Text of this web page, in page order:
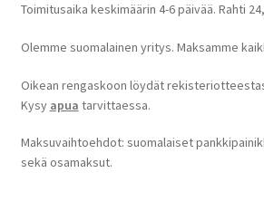
Toimitusaika keskimäärin 4-6 päivää. Rahti
Olemme suomalainen yritys. Maksamme
Oikean rengaskoon löydät
Kysy apua tarvittaessa.
Maksuvaihtoehdot: suomalaiset
sekä osamaksut.